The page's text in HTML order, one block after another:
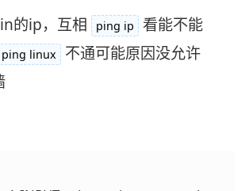
的ip，互相 ping ip
看能不能
linux
不通可能原因没允许